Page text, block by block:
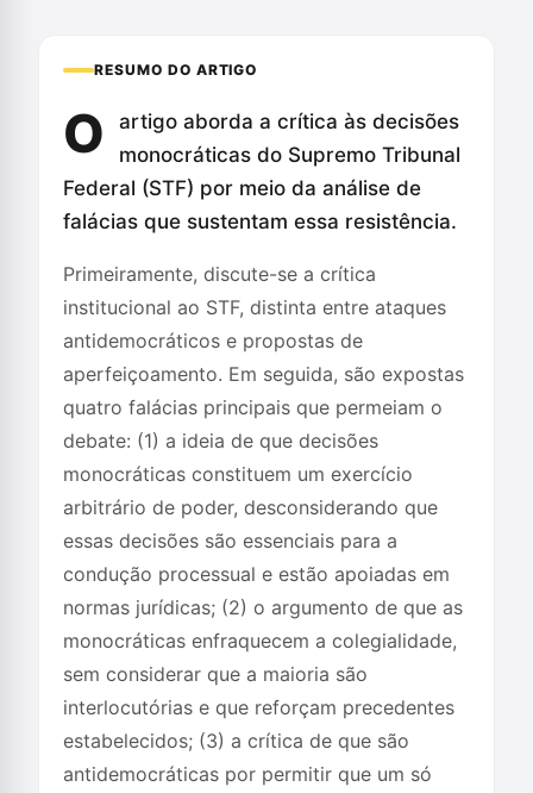
RESUMO DO ARTIGO
O
artigo aborda a crítica às decisões
monocráticas do Supremo Tribunal
Federal (STF) por meio da análise de
falácias que sustentam essa resistência.
Primeiramente, discute-se a crítica
institucional ao STF, distinta entre ataques
antidemocráticos e propostas de
aperfeiçoamento. Em seguida, são expostas
quatro falácias principais que permeiam o
debate: (1) a ideia de que decisões
monocráticas constituem um exercício
arbitrário de poder, desconsiderando que
essas decisões são essenciais para a
condução processual e estão apoiadas em
normas jurídicas; (2) o argumento de que as
monocráticas enfraquecem a colegialidade,
sem considerar que a maioria são
interlocutórias e que reforçam precedentes
estabelecidos; (3) a crítica de que são
antidemocráticas por permitir que um só